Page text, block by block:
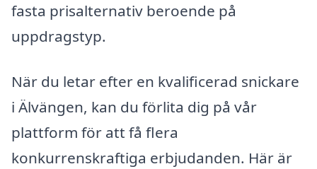
fasta prisalternativ beroende på
uppdragstyp.
När du letar efter en kvalificerad snickare
i Älvängen, kan du förlita dig på vår
plattform för att få flera
konkurrenskraftiga erbjudanden. Här är